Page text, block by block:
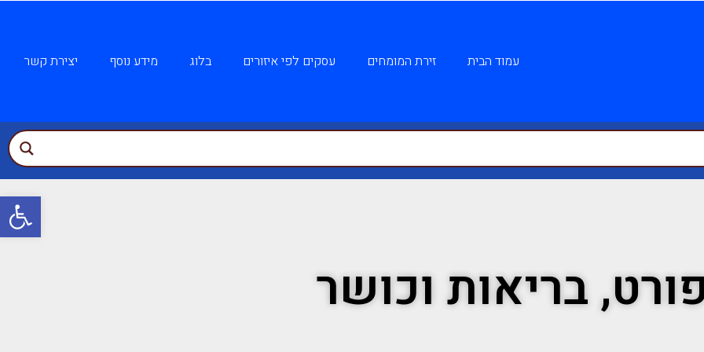
עמוד הבית זירת המומחים עסקים לפי איזורים בלוג מידע נוסף יצירת קשר
בריאות וכושר